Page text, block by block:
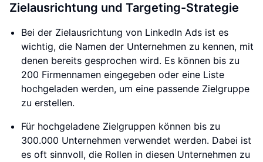
Zielausrichtung und Targeting-Strategie
Bei der Zielausrichtung von LinkedIn Ads ist es
wichtig, die Namen der Unternehmen zu kennen, mit
denen bereits gesprochen wird. Es können bis zu
200 Firmennamen eingegeben oder eine Liste
hochgeladen werden, um eine passende Zielgruppe
zu erstellen.
Für hochgeladene Zielgruppen können bis zu
300.000 Unternehmen verwendet werden. Dabei ist
es oft sinnvoll, die Rollen in diesen Unternehmen zu